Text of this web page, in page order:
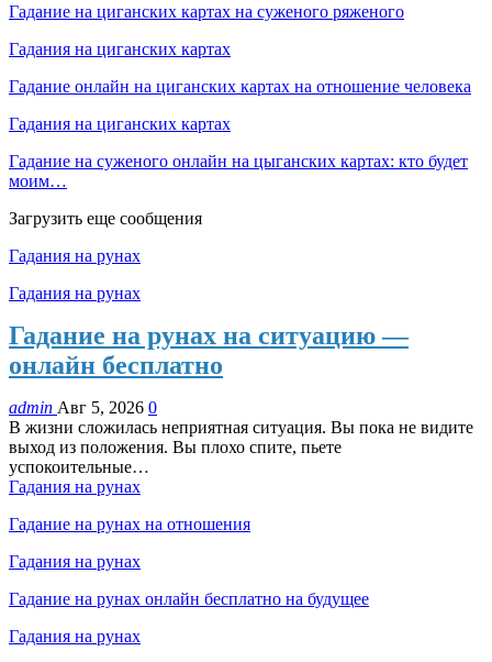
Гадание на циганских картах на суженого ряженого
Гадания на циганских картах
Гадание онлайн на циганских картах на отношение человека
Гадания на циганских картах
Гадание на суженого онлайн на цыганских картах: кто будет
моим…
Загрузить еще сообщения
Гадания на рунах
Гадания на рунах
Гадание на рунах на ситуацию —
онлайн бесплатно
admin Авг 5, 2026 0
В жизни сложилась неприятная ситуация. Вы пока не видите
выход из положения. Вы плохо спите, пьете
успокоительные…
Гадания на рунах
Гадание на рунах на отношения
Гадания на рунах
Гадание на рунах онлайн бесплатно на будущее
Гадания на рунах